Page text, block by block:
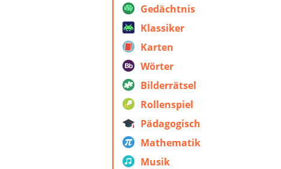
Gedächtnis
Klassiker
Karten
Wörter
Bilderrätsel
Rollenspiel
Pädagogisch
Mathematik
Musik